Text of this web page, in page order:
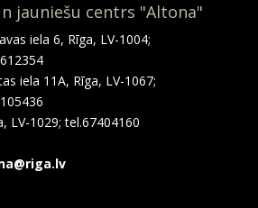
jauniešu centrs "Altona"
iela 6, Rīga, LV-1004;
iela 11A, Rīga, LV-1067;
LV-1029; tel.67404160